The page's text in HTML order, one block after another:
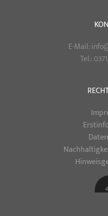
E-Mail:
Tel.: